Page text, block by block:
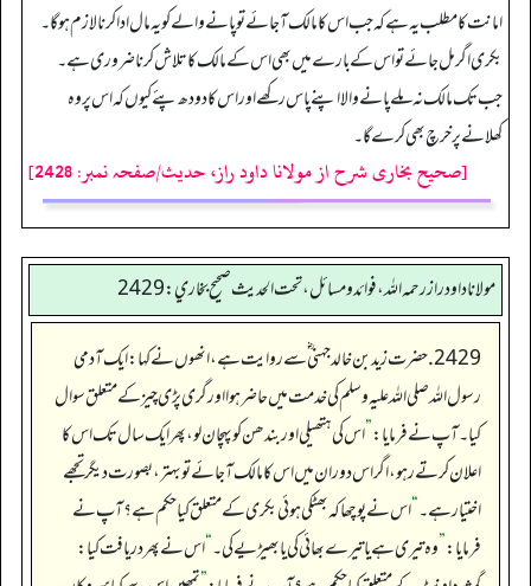
امانت کا مطلب یہ ہے کہ جب اس کا مالک آجائے تو پانے والے کو یہ مال ادا کرنا لازم ہوگا۔
بکری اگر مل جائے تو اس کے بارے میں بھی اس کے مالک کا تلاش کرنا ضروری ہے۔
جب تک مالک نہ ملے پانے والا اپنے پاس رکھے اور اس کا دودھ پئے کیوں کہ ا س پر وہ
کھلانے پر خرچ بھی کرے گا۔
[صحیح بخاری شرح از مولانا داود راز، حدیث/صفحہ نمبر: 2428]
مولانا داود راز رحمه الله، فوائد و مسائل، تحت الحديث صحيح بخاري: 2429
2429. حضرت زید بن خالد جہنی ؓ سے روایت ہے، انھوں نے کہا: ایک آدمی
رسول اللہ صلی اللہ علیہ وسلم کی خدمت میں حاضر ہوا اور گری پڑی چیز کے متعلق سوال
کیا۔ آپ نے فرمایا:”اس کی ہتھیلی اور بندھن کو پہچان لو، پھر ایک سال تک اس کا
اعلان کرتے رہو، اگر اس دوران میں اس کامالک آجائے تو بہتر، بصورت دیگر تجھے
اختیار ہے۔“اس نے پوچھا کہ بھٹکی ہوئی بکری کے متعلق کیا حکم ہے؟ آپ نے
فرمایا:”وہ تیری ہے یا تیرے بھائی کی یا بھیڑیے کی۔“اس نے پھر دریافت کیا: